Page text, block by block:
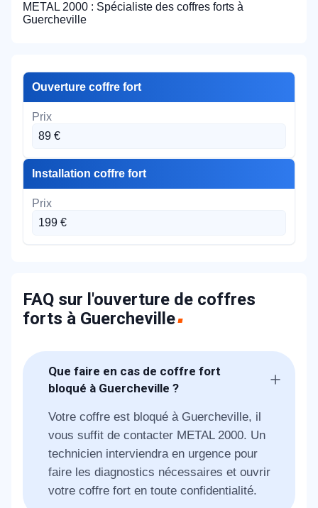
METAL 2000 : Spécialiste des coffres forts à
Guercheville
Ouverture coffre fort
89 €
Installation coffre fort
199 €
FAQ sur l'ouverture de coffres
forts à Guercheville
Que faire en cas de coffre fort
bloqué à Guercheville ?
Votre coffre est bloqué à Guercheville, il
vous suffit de contacter METAL 2000. Un
technicien interviendra en urgence pour
faire les diagnostics nécessaires et ouvrir
votre coffre fort en toute confidentialité.